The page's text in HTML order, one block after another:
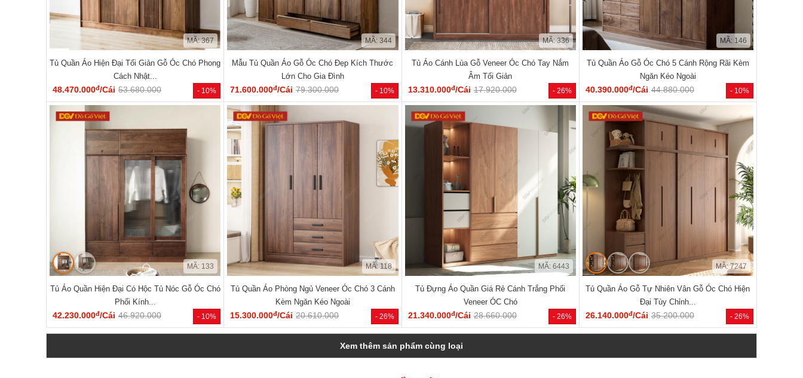
- 10%
MÃ: 367
Tủ Quần Áo Hiện Đại Tối Giản Gỗ Óc Chó Phong
Cách Nhật...
48.470.000đ/Cái 53.680.000 - 10%
MÃ: 344
Mẫu Tủ Quần Áo Gỗ Óc Chó Đẹp Kích Thước
Lớn Cho Gia Đình
71.600.000đ/Cái 79.300.000 - 26%
MÃ: 336
Tủ Áo Cánh Lùa Gỗ Veneer Óc Chó Tay Nắm
Âm Tối Giản
13.310.000đ/Cái 17.920.000 - 10%
MÃ: 146
Tủ Quần Áo Gỗ Óc Chó 5 Cánh Rộng Rãi Kèm
Ngăn Kéo Ngoài
40.390.000đ/Cái 44.880.000
- 10%
MÃ: 133
Tủ Áo Quần Hiện Đại Có Hộc Tủ Nóc Gỗ Óc Chó
Phối Kính...
42.230.000đ/Cái 46.920.000 - 26%
MÃ: 118
Tủ Quần Áo Phòng Ngủ Veneer Óc Chó 3 Cánh
Kèm Ngăn Kéo Ngoài
15.300.000đ/Cái 20.610.000 - 26%
MÃ: 6443
Tủ Đựng Áo Quần Giá Rẻ Cánh Trắng Phối
Veneer ÓC Chó
21.340.000đ/Cái 28.660.000 - 26%
MÃ: 7247
Tủ Quần Áo Gỗ Tự Nhiên Vân Gỗ Óc Chó Hiện
Đại Tùy Chỉnh...
26.140.000đ/Cái 35.200.000
Xem thêm sản phẩm cùng loại